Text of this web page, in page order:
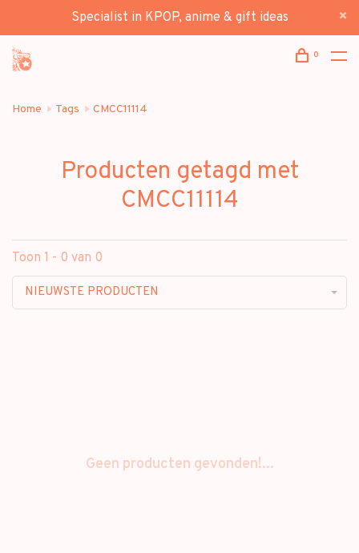
Specialist in KPOP, anime & gift ideas
0
Home Tags CMCC11114
Producten getagd met
CMCC11114
Toon 1 - 0 van 0
NIEUWSTE PRODUCTEN
Geen producten gevonden!...